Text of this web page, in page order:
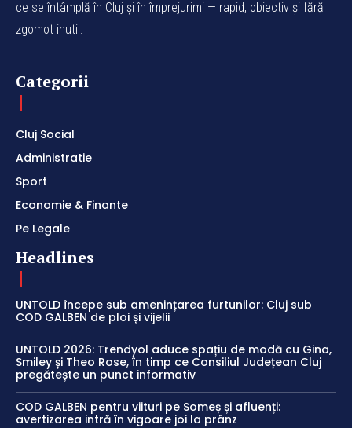
ce se întâmplă în Cluj și în împrejurimi — rapid, obiectiv și fără
zgomot inutil.
Categorii
Cluj Social
Administratie
Sport
Economie & Finante
Pe Legale
Headlines
UNTOLD începe sub amenințarea furtunilor: Cluj sub
COD GALBEN de ploi și vijelii
UNTOLD 2026: Trendyol aduce spațiu de modă cu Gina,
Smiley și Theo Rose, în timp ce Consiliul Județean Cluj
pregătește un punct informativ
COD GALBEN pentru viituri pe Someș și afluenți:
avertizarea intră în vigoare joi la prânz